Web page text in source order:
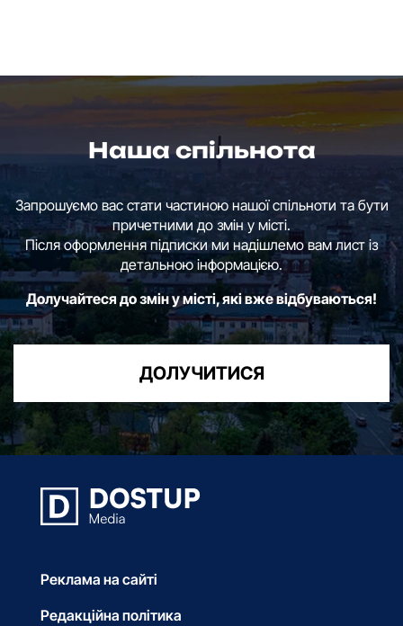
Наша спільнота
Запрошуємо вас стати частиною нашої спільноти та бути
причетними до змін у місті.
Після оформлення підписки ми надішлемо вам лист із
детальною інформацією.
Долучайтеся до змін у місті, які вже відбуваються!
ДОЛУЧИТИСЯ
Реклама на сайті
Редакційна політика